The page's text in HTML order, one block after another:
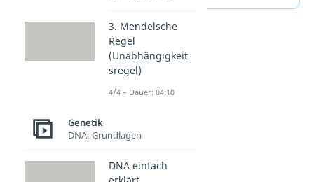
3. Mendelsche
Regel
(Unabhängigkeit
sregel)
4/4 – Dauer: 04:10
Genetik
DNA: Grundlagen
DNA einfach